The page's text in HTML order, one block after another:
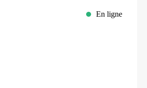
En ligne